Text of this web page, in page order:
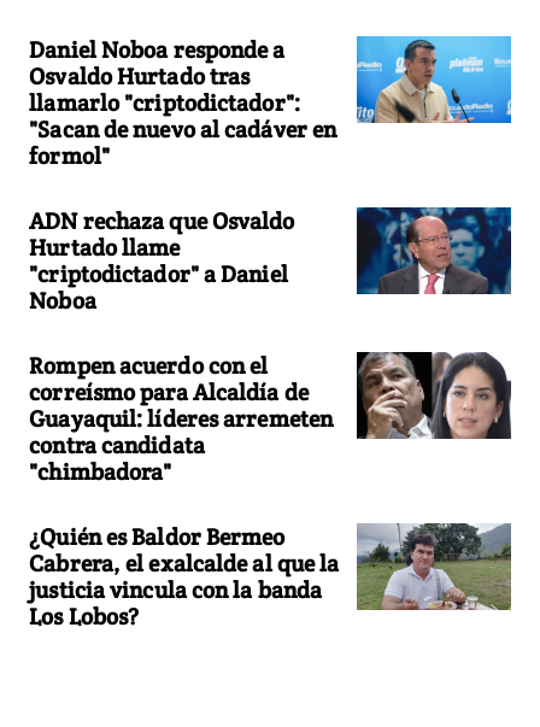
Daniel Noboa responde a
Osvaldo Hurtado tras
llamarlo "criptodictador":
"Sacan de nuevo al cadáver en
formol"
ADN rechaza que Osvaldo
Hurtado llame
"criptodictador" a Daniel
Noboa
Rompen acuerdo con el
correísmo para Alcaldía de
Guayaquil: líderes arremeten
contra candidata
"chimbadora"
¿Quién es Baldor Bermeo
Cabrera, el exalcalde al que la
justicia vincula con la banda
Los Lobos?